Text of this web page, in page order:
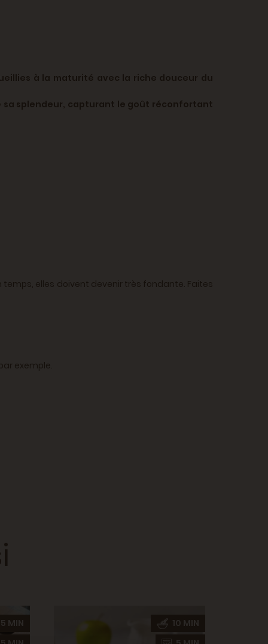
à la maturité avec la riche douceur du
sa splendeur, capturant le goût réconfortant
elles doivent devenir très fondante. Faites
exemple.
5 MIN
10 MIN